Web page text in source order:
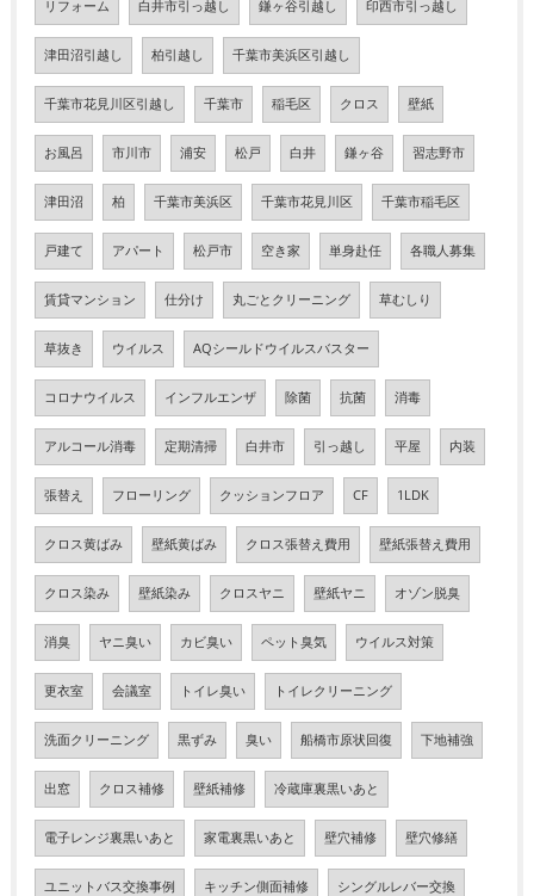
リフォーム 白井市引っ越し 鎌ヶ谷引越し 印西市引っ越し
津田沼引越し 柏引越し 千葉市美浜区引越し
千葉市花見川区引越し 千葉市 稲毛区 クロス 壁紙
お風呂 市川市 浦安 松戸 白井 鎌ヶ谷 習志野市
津田沼 柏 千葉市美浜区 千葉市花見川区 千葉市稲毛区
戸建て アパート 松戸市 空き家 単身赴任 各職人募集
賃貸マンション 仕分け 丸ごとクリーニング 草むしり
草抜き ウイルス AQシールドウイルスバスター
コロナウイルス インフルエンザ 除菌 抗菌 消毒
アルコール消毒 定期清掃 白井市 引っ越し 平屋 内装
張替え フローリング クッションフロア CF 1LDK
クロス黄ばみ 壁紙黄ばみ クロス張替え費用 壁紙張替え費用
クロス染み 壁紙染み クロスヤニ 壁紙ヤニ オゾン脱臭
消臭 ヤニ臭い カビ臭い ペット臭気 ウイルス対策
更衣室 会議室 トイレ臭い トイレクリーニング
洗面クリーニング 黒ずみ 臭い 船橋市原状回復 下地補強
出窓 クロス補修 壁紙補修 冷蔵庫裏黒いあと
電子レンジ裏黒いあと 家電裏黒いあと 壁穴補修 壁穴修繕
ユニットバス交換事例 キッチン側面補修 シングルレバー交換